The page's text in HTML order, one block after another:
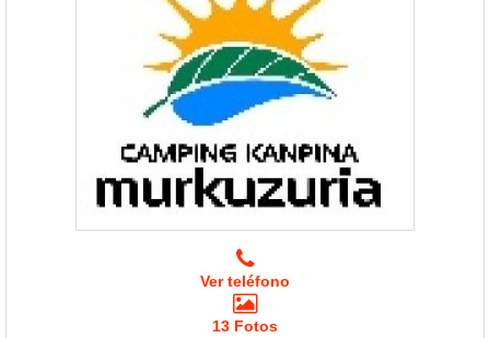
Ver teléfono
13 Fotos